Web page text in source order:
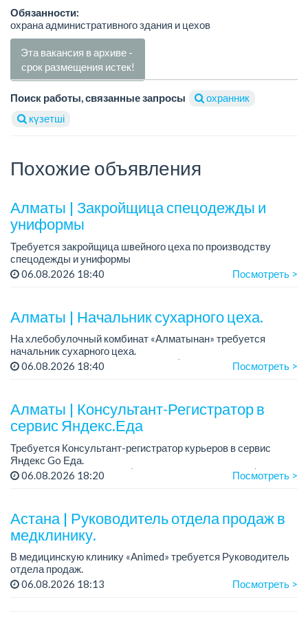
Обязанности:
охрана административного здания и цехов
Эта вакансия в архиве -
срок размещения истек!
Поиск работы, связанные запросы
охранник
күзетші
Похожие объявления
Алматы | Закройщица спецодежды и
униформы
Требуется закройщица швейного цеха по производству
спецодежды и униформы
Рабочий день с 9:00 до 18:00
06.08.2026 18:40 Посмотреть >
Алматы | Начальник сухарного цеха.
На хлебобулочный комбинат «Алматынан» требуется
начальник сухарного цеха.
Зарплата: от 300 000 тенге на руки (обсуждается на
Требования: оп...
06.08.2026 18:40 Посмотреть >
Алматы | Консультант-Регистратор в
сервис Яндекс.Еда
Требуется Консультант-регистратор курьеров в сервис
Яндекс Go Еда.
Условия: работа в офисе (Абылай хана - Макатаева).
06.08.2026 18:20 Посмотреть >
Астана | Руководитель отдела продаж в
медклинику.
В медицинскую клинику «Animed» требуется Руководитель
отдела продаж.
Зарплата: от 1 200 000 тенге в месяц.
06.08.2026 18:13 Посмотреть >